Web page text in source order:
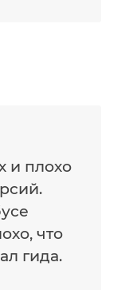
и плохо
что
гида.